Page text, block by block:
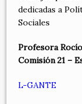
dedicadas a
Sociales
Profesora
Comisión 21 –
L-GANTE